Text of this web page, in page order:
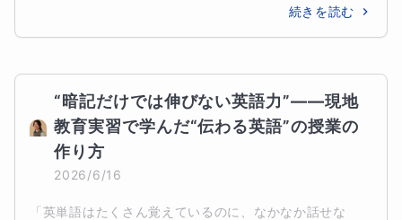
続きを読む
“暗記だけでは伸びない英語力”――現地
教育実習で学んだ“伝わる英語”の授業の
作り方
2026/6/16
「英単語はたくさん覚えているのに、なかなか話せな